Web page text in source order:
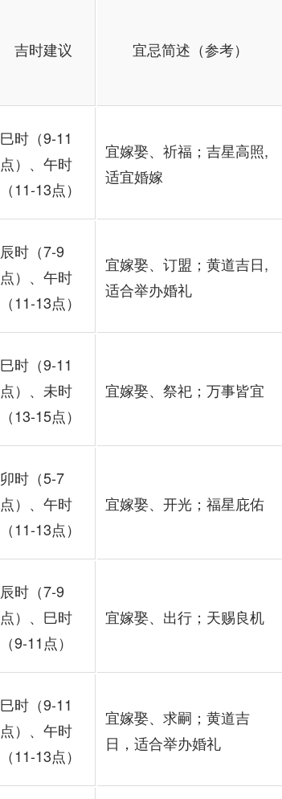
吉时建议 宜忌简述（参考）
巳时（9-11
点）、午时
（11-13点）
宜嫁娶、祈福；吉星高照,
适宜婚嫁
辰时（7-9
点）、午时
（11-13点）
宜嫁娶、订盟；黄道吉日,
适合举办婚礼
巳时（9-11
点）、未时
（13-15点）
宜嫁娶、祭祀；万事皆宜
卯时（5-7
点）、午时
（11-13点）
宜嫁娶、开光；福星庇佑
辰时（7-9
点）、巳时
（9-11点）
宜嫁娶、出行；天赐良机
巳时（9-11
点）、午时
（11-13点）
宜嫁娶、求嗣；黄道吉
日，适合举办婚礼